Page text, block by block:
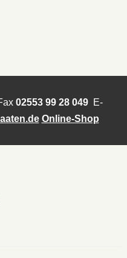
02553 99 28 049E-
Online-Shop